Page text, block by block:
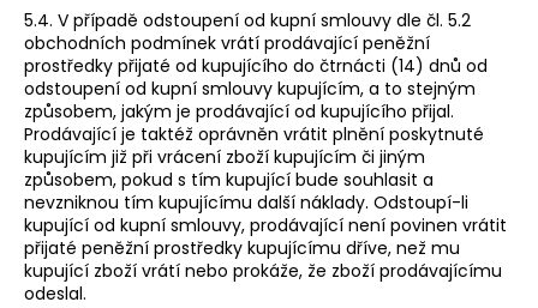
5.4. V případě odstoupení od kupní smlouvy dle čl. 5.2
obchodních podmínek vrátí prodávající peněžní
prostředky přijaté od kupujícího do čtrnácti (14) dnů od
odstoupení od kupní smlouvy kupujícím, a to stejným
způsobem, jakým je prodávající od kupujícího přijal.
Prodávající je taktéž oprávněn vrátit plnění poskytnuté
kupujícím již při vrácení zboží kupujícím či jiným
způsobem, pokud s tím kupující bude souhlasit a
nevzniknou tím kupujícímu další náklady. Odstoupí-li
kupující od kupní smlouvy, prodávající není povinen vrátit
přijaté peněžní prostředky kupujícímu dříve, než mu
kupující zboží vrátí nebo prokáže, že zboží prodávajícímu
odeslal.